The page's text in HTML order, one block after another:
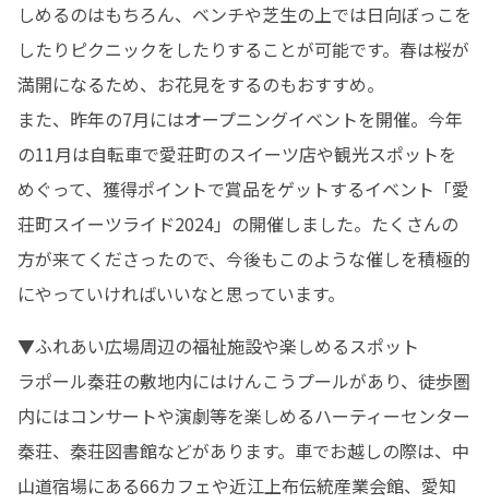
しめるのはもちろん、ベンチや芝生の上では日向ぼっこを
したりピクニックをしたりすることが可能です。春は桜が
満開になるため、お花見をするのもおすすめ。
また、昨年の7月にはオープニングイベントを開催。今年
の11月は自転車で愛荘町のスイーツ店や観光スポットを
めぐって、獲得ポイントで賞品をゲットするイベント「愛
荘町スイーツライド2024」の開催しました。たくさんの
方が来てくださったので、今後もこのような催しを積極的
にやっていければいいなと思っています。
▼ふれあい広場周辺の福祉施設や楽しめるスポット
ラポール秦荘の敷地内にはけんこうプールがあり、徒歩圏
内にはコンサートや演劇等を楽しめるハーティーセンター
秦荘、秦荘図書館などがあります。車でお越しの際は、中
山道宿場にある66カフェや近江上布伝統産業会館、愛知